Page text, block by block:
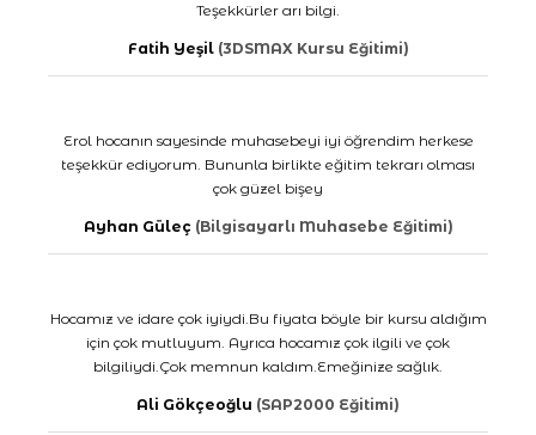
Teşekkürler arı bilgi.
Fatih Yeşil (3DSMAX Kursu Eğitimi)
Erol hocanın sayesinde muhasebeyi iyi öğrendim herkese
teşekkür ediyorum. Bununla birlikte eğitim tekrarı olması
çok güzel bişey
Ayhan Güleç (Bilgisayarlı Muhasebe Eğitimi)
Hocamız ve idare çok iyiydi.Bu fiyata böyle bir kursu aldığım
için çok mutluyum. Ayrıca hocamız çok ilgili ve çok
bilgiliydi.Çok memnun kaldım.Emeğinize sağlık.
Ali Gökçeoğlu (SAP2000 Eğitimi)